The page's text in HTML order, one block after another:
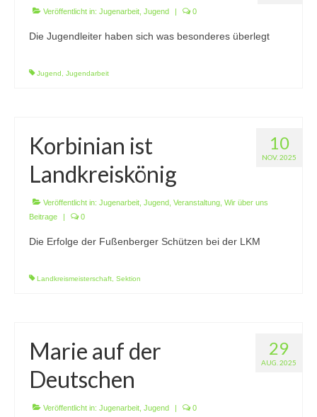
1. Mannschaft Auflage
Galerie
FAQ
Mitglied werden
Veröffentlicht in: Jugenarbeit Jugend 0
Die Jugendleiter haben sich was besonderes überlegt
Jugend, Jugendarbeit
10
NOV. 2025
Korbinian ist
Landkreiskönig
Veröffentlicht in: Jugenarbeit Jugend Veranstaltung Wir über uns
Beitrage
0
Die Erfolge der Fußenberger Schützen bei der LKM
Landkreismeisterschaft, Sektion
29
AUG. 2025
Marie auf der
Deutschen
Veröffentlicht in: Jugenarbeit Jugend 0